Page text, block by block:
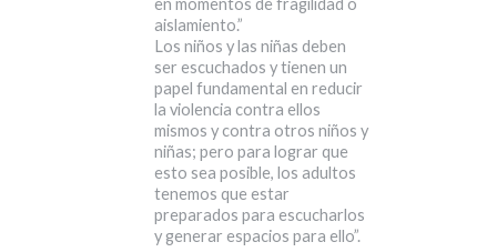
en momentos de fragilidad o
aislamiento.”
Los niños y las niñas deben
ser escuchados y tienen un
papel fundamental en reducir
la violencia contra ellos
mismos y contra otros niños y
niñas; pero para lograr que
esto sea posible, los adultos
tenemos que estar
preparados para escucharlos
y generar espacios para ello”.